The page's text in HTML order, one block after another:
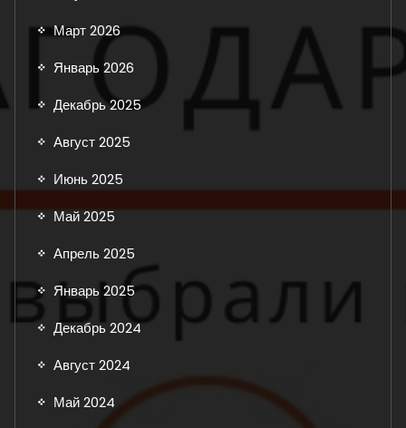
Март 2026
Январь 2026
Декабрь 2025
Август 2025
Июнь 2025
Май 2025
Апрель 2025
Январь 2025
Декабрь 2024
Август 2024
Май 2024